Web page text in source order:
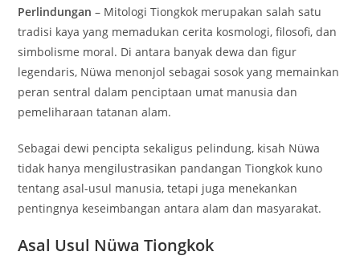
Perlindungan – Mitologi Tiongkok merupakan salah satu
tradisi kaya yang memadukan cerita kosmologi, filosofi, dan
simbolisme moral. Di antara banyak dewa dan figur
legendaris, Nüwa menonjol sebagai sosok yang memainkan
peran sentral dalam penciptaan umat manusia dan
pemeliharaan tatanan alam.
Sebagai dewi pencipta sekaligus pelindung, kisah Nüwa
tidak hanya mengilustrasikan pandangan Tiongkok kuno
tentang asal-usul manusia, tetapi juga menekankan
pentingnya keseimbangan antara alam dan masyarakat.
Asal Usul Nüwa Tiongkok